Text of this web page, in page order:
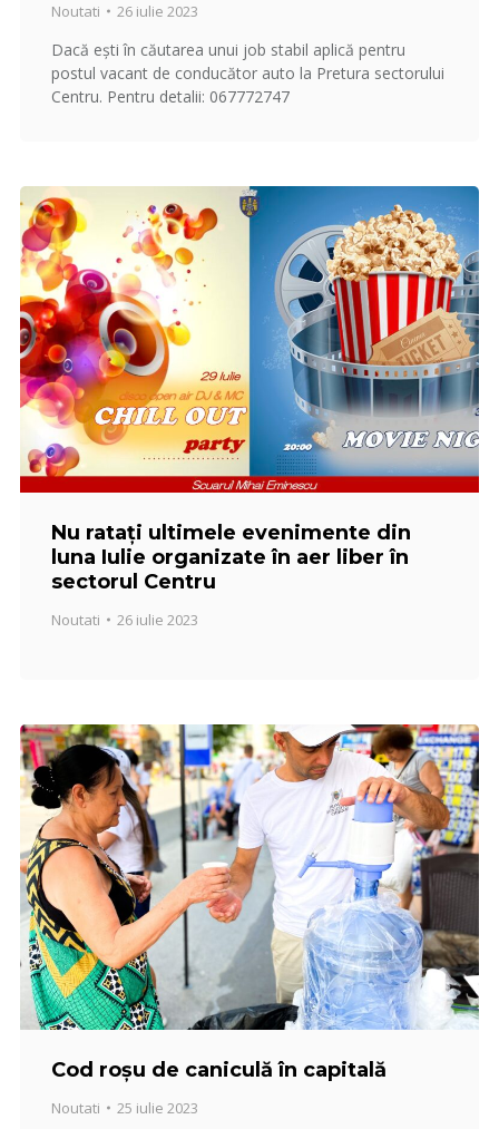
Noutati 26 iulie 2023
Dacă ești în căutarea unui job stabil aplică pentru
postul vacant de conducător auto la Pretura sectorului
Centru. Pentru detalii: 067772747
Nu ratați ultimele evenimente din
luna Iulie organizate în aer liber în
sectorul Centru
Noutati 26 iulie 2023
Cod roșu de caniculă în capitală
Noutati 25 iulie 2023